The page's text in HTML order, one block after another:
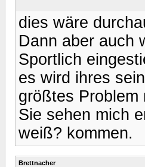
dies wäre
Dann aber auch
Sportlich
es wird ihres
größtes
Sie sehen mich
weiß? kommen.
Brettnacher